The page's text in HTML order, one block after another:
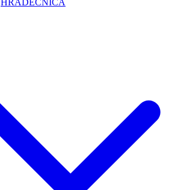
HRADEČNICA